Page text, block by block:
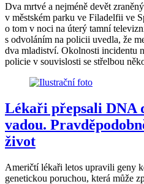
Dva mrtvé a nejméně devět
v městském parku ve Filadelfii ve
o tom v noci na úterý tamní
s odvoláním na policii uvedla, že
dva mladiství. Okolnosti incidentu
policie v souvislosti se střelbou
Lékaři přepsali DNA
vadou.
život
Američtí lékaři letos upravili geny
genetickou poruchou, která může